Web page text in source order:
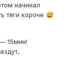
начинал
тяги короче 😅
15мин!